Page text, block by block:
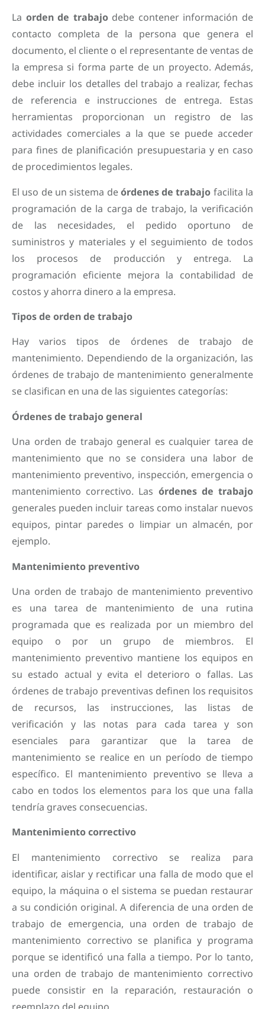
La orden de trabajodebe contener información de
contacto completa de la persona que genera el
documento, el cliente o el representante de ventas de
la empresa si forma parte de un proyecto. Además,
debe incluir los detalles del trabajo a realizar, fechas
de referencia e instrucciones de entrega. Estas
herramientas proporcionan un registro de las
actividades comerciales a la que se puede acceder
para fines de planificación presupuestaria y en caso
de procedimientos legales.
El uso de un sistema deórdenes de trabajo facilita la
programación de la carga de trabajo, la verificación
de las necesidades, el pedido oportuno de
suministros y materiales y el seguimiento de todos
los procesos de producción y entrega. La
programación eficiente mejora la contabilidad de
costos y ahorra dinero a la empresa.
Tipos de orden de trabajo
Hay varios tipos de órdenes de trabajo de
mantenimiento. Dependiendo de la organización, las
órdenes de trabajo de mantenimiento generalmente
se clasifican en una de las siguientes categorías:
Órdenes de trabajo general
Una orden de trabajo general es cualquier tarea de
mantenimiento que no se considera una labor de
mantenimiento preventivo, inspección, emergencia o
mantenimiento correctivo. Las órdenes de trabajo
generales pueden incluir tareas como instalar nuevos
equipos, pintar paredes o limpiar un almacén, por
ejemplo.
Mantenimiento preventivo
Una orden de trabajo de mantenimiento preventivo
es una tarea de mantenimiento de una rutina
programada que es realizada por un miembro del
equipo o por un grupo de miembros. El
mantenimiento preventivo mantiene los equipos en
su estado actual y evita el deterioro o fallas. Las
órdenes de trabajo preventivas definen los requisitos
de recursos, las instrucciones, las listas de
verificación y las notas para cada tarea y son
esenciales para garantizar que la tarea de
mantenimiento se realice en un período de tiempo
específico. El mantenimiento preventivo se lleva a
cabo en todos los elementos para los que una falla
tendría graves consecuencias.
Mantenimiento correctivo
El mantenimiento correctivo se realiza para
identificar, aislar y rectificar una falla de modo que el
equipo, la máquina o el sistema se puedan restaurar
a su condición original. A diferencia de una orden de
trabajo de emergencia, una orden de trabajo de
mantenimiento correctivo se planifica y programa
porque se identificó una falla a tiempo. Por lo tanto,
una orden de trabajo de mantenimiento correctivo
puede consistir en la reparación, restauración o